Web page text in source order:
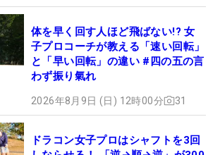
体を早く回す人ほど飛ばない!? 女
子プロコーチが教える「速い回転」
と「早い回転」の違い #四の五の言
わず振り氣れ
2026年8月9日 (日) 12時00分 31
ドラコン女子プロはシャフトを3回